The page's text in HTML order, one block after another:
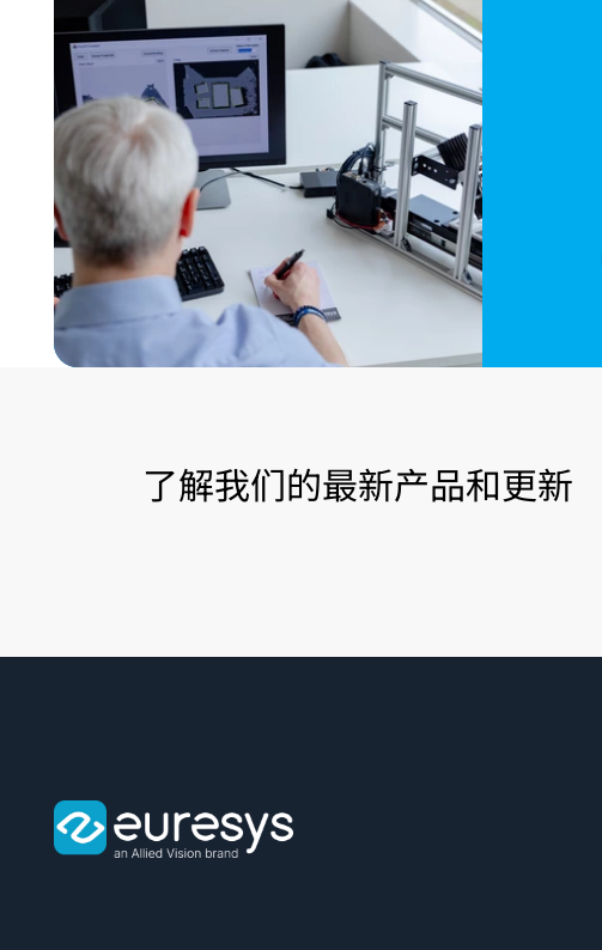
了解我们的最新产品和更新